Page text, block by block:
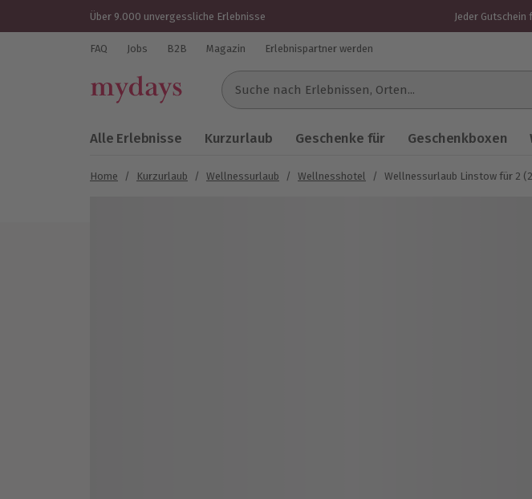
Über 9.000 unvergessliche Erlebnisse Jeder
FAQ Jobs B2B Magazin Erlebnispartner werden
Suche nach Erlebnissen...
Alle Erlebnisse Kurzurlaub Geschenke für Geschenkboxen
Home / Kurzurlaub / Wellnessurlaub / Wellnesshotel / Wellnessurlaub Linstow für 2